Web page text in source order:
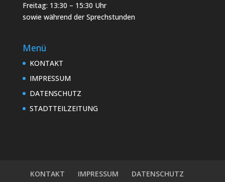
Freitag: 13:30 – 15:30 Uhr
sowie während der Sprechstunden
Menü
KONTAKT
IMPRESSUM
DATENSCHUTZ
STADTTEILZEITUNG
KONTAKT IMPRESSUM
DATENSCHUTZ